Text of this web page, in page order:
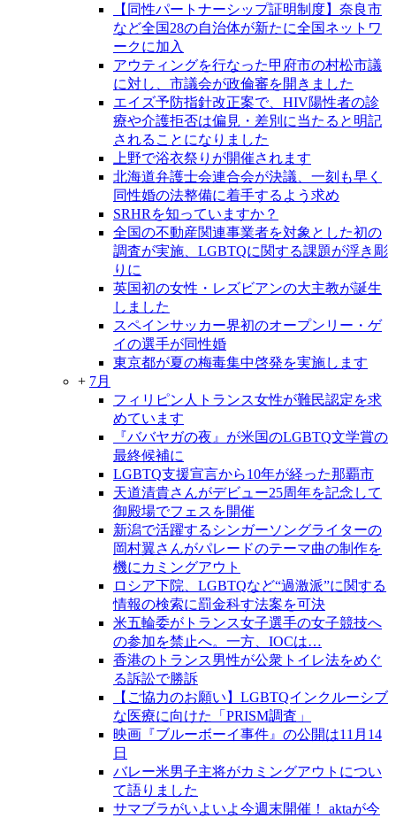
【同性パートナーシップ証明制度】奈良市
など全国28の自治体が新たに全国ネットワ
ークに加入
アウティングを行なった甲府市の村松市議
に対し、市議会が政倫審を開きました
エイズ予防指針改正案で、HIV陽性者の診
療や介護拒否は偏見・差別に当たると明記
されることになりました
上野で浴衣祭りが開催されます
北海道弁護士会連合会が決議、一刻も早く
同性婚の法整備に着手するよう求め
SRHRを知っていますか？
全国の不動産関連事業者を対象とした初の
調査が実施、LGBTQに関する課題が浮き彫
りに
英国初の女性・レズビアンの大主教が誕生
しました
スペインサッカー界初のオープンリー・ゲ
イの選手が同性婚
東京都が夏の梅毒集中啓発を実施します
+ 7月
フィリピン人トランス女性が難民認定を求
めています
『ババヤガの夜』が米国のLGBTQ文学賞の
最終候補に
LGBTQ支援宣言から10年が経った那覇市
天道清貴さんがデビュー25周年を記念して
御殿場でフェスを開催
新潟で活躍するシンガーソングライターの
岡村翼さんがパレードのテーマ曲の制作を
機にカミングアウト
ロシア下院、LGBTQなど“過激派”に関する
情報の検索に罰金科す法案を可決
米五輪委がトランス女子選手の女子競技へ
の参加を禁止へ。一方、IOCは…
香港のトランス男性が公衆トイレ法をめぐ
る訴訟で勝訴
【ご協力のお願い】LGBTQインクルーシブ
な医療に向けた「PRISM調査」
映画『ブルーボーイ事件』の公開は11月14
日
バレー米男子主将がカミングアウトについ
て語りました
サマブラがいよいよ今週末開催！ aktaが今